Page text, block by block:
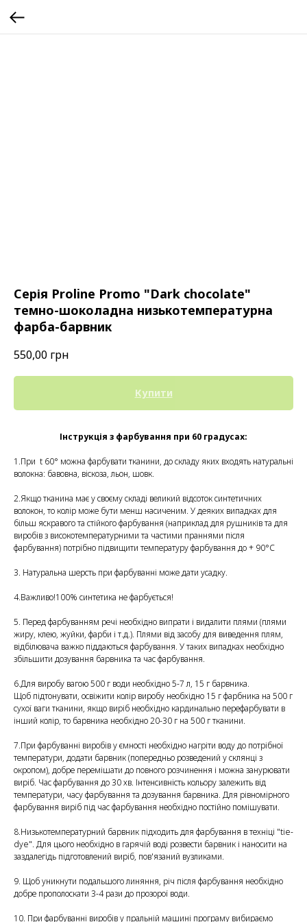
Серія Proline Promo "Dark chocolate"
темно-шоколадна низькотемпературна
фарба-барвник
550,00 грн
Купити
Інструкція з фарбування при 60 градусах:
1.При t 60° можна фарбувати тканини, до складу яких входять натуральні
волокна: бавовна, віскоза, льон, шовк.
2.Якщо тканина має у своєму складі великий відсоток синтетичних
волокон, то колір може бути менш насиченим. У деяких випадках для
більш яскравого та стійкого фарбування (наприклад для рушників та для
виробів з високотемпературними та частими праннями після
фарбування) потрібно підвищити температуру фарбування до + 90°С
3. Натуральна шерсть при фарбуванні може дати усадку.
4.Важливо!100% синтетика не фарбується!
5. Перед фарбуванням речі необхідно випрати і видалити плями (плями
жиру, клею, жуйки, фарби і т.д.). Плями від засобу для виведення плям,
відбілювача важко піддаються фарбування. У таких випадках необхідно
збільшити дозування барвника та час фарбування.
6.Для виробу вагою 500 г води необхідно 5-7 л, 15 г барвника.
Щоб підтонувати, освіжити колір виробу необхідно 15 г фарбника на 500 г
сухої ваги тканини, якщо виріб необхідно кардинально перефарбувати в
інший колір, то барвника необхідно 20-30 г на 500 г тканини.
7.При фарбуванні виробів у ємності необхідно нагріти воду до потрібної
температури, додати барвник (попередньо розведений у склянці з
окропом), добре перемішати до повного розчинення і можна занурювати
виріб. Час фарбування до 30 хв. Інтенсивність кольору залежить від
температури, часу фарбування та дозування барвника. Для рівномірного
фарбування виріб під час фарбування необхідно постійно помішувати.
8.Низькотемпературний барвник підходить для фарбування в техніці "tie-
dye". Для цього необхідно в гарячій воді розвести барвник і наносити на
заздалегідь підготовлений виріб, пов'язаний вузликами.
9. Щоб уникнути подальшого линяння, річ після фарбування необхідно
добре прополоскати 3-4 рази до прозорої води.
10. При фарбуванні виробів у пральній машині програму вибираємо